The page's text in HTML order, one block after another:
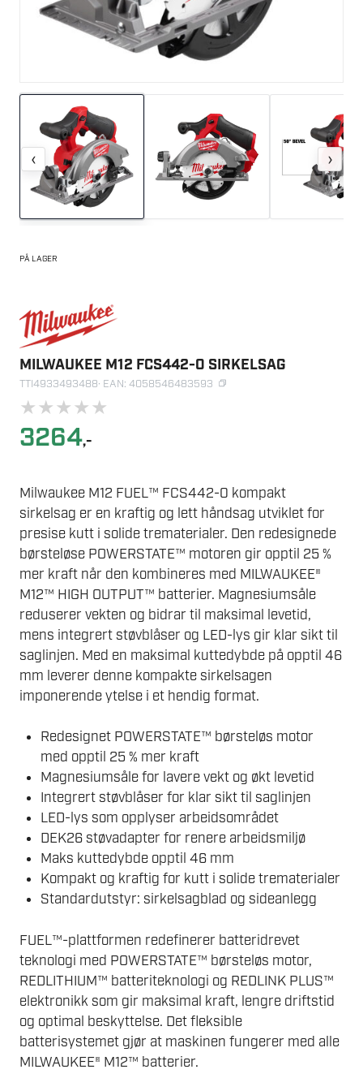
‹ ›
PÅ LAGER
MILWAUKEE M12 FCS442-0 SIRKELSAG
TTI4933493488· EAN: 4058546483593
★★★★★
3264,-
Milwaukee M12 FUEL™ FCS442-0 kompakt
sirkelsag er en kraftig og lett håndsag utviklet for
presise kutt i solide trematerialer. Den redesignede
børsteløse POWERSTATE™ motoren gir opptil 25 %
mer kraft når den kombineres med MILWAUKEE®
M12™ HIGH OUTPUT™ batterier. Magnesiumsåle
reduserer vekten og bidrar til maksimal levetid,
mens integrert støvblåser og LED-lys gir klar sikt til
saglinjen. Med en maksimal kuttedybde på opptil 46
mm leverer denne kompakte sirkelsagen
imponerende ytelse i et hendig format.
Redesignet POWERSTATE™ børsteløs motor
med opptil 25 % mer kraft
Magnesiumsåle for lavere vekt og økt levetid
Integrert støvblåser for klar sikt til saglinjen
LED-lys som opplyser arbeidsområdet
DEK26 støvadapter for renere arbeidsmiljø
Maks kuttedybde opptil 46 mm
Kompakt og kraftig for kutt i solide trematerialer
Standardutstyr: sirkelsagblad og sideanlegg
FUEL™-plattformen redefinerer batteridrevet
teknologi med POWERSTATE™ børsteløs motor,
REDLITHIUM™ batteriteknologi og REDLINK PLUS™
elektronikk som gir maksimal kraft, lengre driftstid
og optimal beskyttelse. Det fleksible
batterisystemet gjør at maskinen fungerer med alle
MILWAUKEE® M12™ batterier.